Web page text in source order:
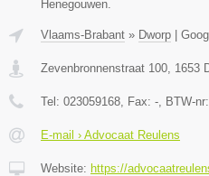
Henegouwen.
Vlaams-Brabant » Dworp
Zevenbronnenstraat 100 1653
Tel: 023059168 , Fax: - , BTW-nr:
E-mail › Advocaat Reulens
Website: https://